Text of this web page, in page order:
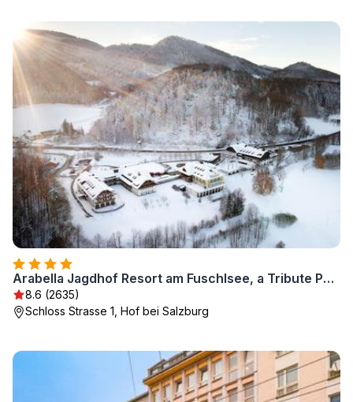
Arabella Jagdhof Resort am Fuschlsee, a Tribute Portfolio Hotel
8.6 (2635)
Schloss Strasse 1, Hof bei Salzburg